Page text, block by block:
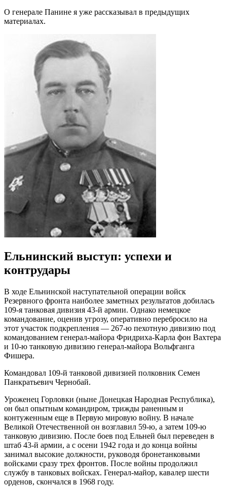
О генерале Панине я уже рассказывал в предыдущих
материалах.
Ельнинский выступ: успехи и
контрудары
В ходе Ельнинской наступательной операции войск
Резервного фронта наиболее заметных результатов добилась
109-я танковая дивизия 43-й армии. Однако немецкое
командование, оценив угрозу, оперативно перебросило на
этот участок подкрепления — 267-ю пехотную дивизию под
командованием генерал-майора Фридриха-Карла фон Вахтера
и 10-ю танковую дивизию генерал-майора Вольфганга
Фишера.
Командовал 109-й танковой дивизией полковник Семен
Панкратьевич Чернобай.
Уроженец Горловки (ныне Донецкая Народная Республика),
он был опытным командиром, трижды раненным и
контуженным еще в Первую мировую войну. В начале
Великой Отечественной он возглавил 59-ю, а затем 109-ю
танковую дивизию. После боев под Ельней был переведен в
штаб 43-й армии, а с осени 1942 года и до конца войны
занимал высокие должности, руководя бронетанковыми
войсками сразу трех фронтов. После войны продолжил
службу в танковых войсках. Генерал-майор, кавалер шести
орденов, скончался в 1968 году.